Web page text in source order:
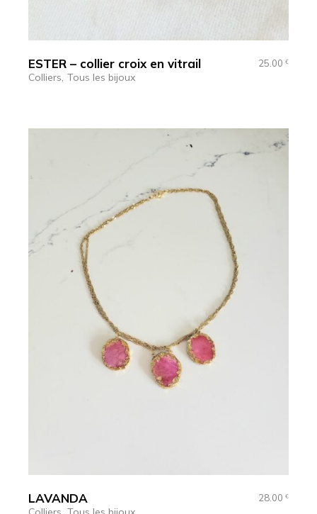
ESTER – collier croix en vitrail 25.00 €
Colliers Tous les bijoux
LAVANDA 28.00 €